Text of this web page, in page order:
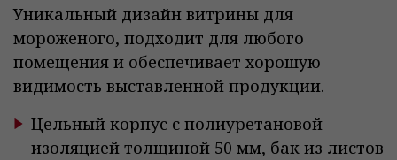
Уникальный дизайн витрины для
мороженого, подходит для любого
помещения и обеспечивает хорошую
видимость выставленной продукции.
Цельный корпус с полиуретановой
изоляцией толщиной 50 мм, бак из листов